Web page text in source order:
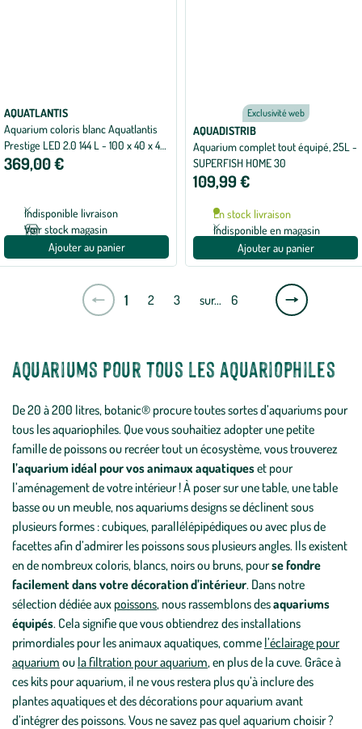
AQUATLANTIS
Aquarium coloris blanc Aquatlantis
Prestige LED 2.0 144 L - 100 x 40 x 40
cm
369,00 €
Indisponible livraison
Voir stock magasin
Ajouter au panier
Exclusivité web
AQUADISTRIB
Aquarium complet tout équipé, 25L -
SUPERFISH HOME 30
109,99 €
En stock livraison
Indisponible en magasin
Ajouter au panier
1 2 3 sur… 6
Page
suivante
Aquariums pour tous les aquariophiles
De 20 à 200 litres, botanic® procure toutes sortes d’aquariums pour
tous les aquariophiles. Que vous souhaitiez adopter une petite
famille de poissons ou recréer tout un écosystème, vous trouverez
l’aquarium idéal pour vos animaux aquatiqueset pour
l’aménagement de votre intérieur ! À poser sur une table, une table
basse ou un meuble, nos aquariums designs se déclinent sous
plusieurs formes : cubiques, parallélépipédiques ou avec plus de
facettes afin d’admirer les poissons sous plusieurs angles. Ils existent
en de nombreux coloris, blancs, noirs ou bruns, pourse fondre
facilement dans votre décoration d’intérieur. Dans notre
sélection dédiée aux poissons, nous rassemblons desaquariums
équipés. Cela signifie que vous obtiendrez des installations
primordiales pour les animaux aquatiques, comme l’éclairage pour
aquarium ou la filtration pour aquarium, en plus de la cuve. Grâce à
ces kits pour aquarium, il ne vous restera plus qu’à inclure des
plantes aquatiques et des décorations pour aquarium avant
d’intégrer des poissons. Vous ne savez pas quel aquarium choisir ?